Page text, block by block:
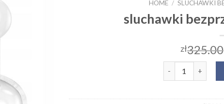
HOME / SLUCHAWKI
sluchawki
zł325.00